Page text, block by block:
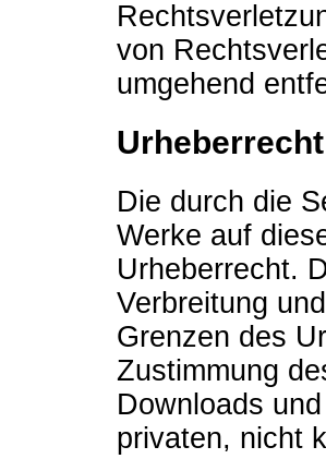
von
umgehend
Urheberrecht
Die durch die
Werke auf
Urheberrecht.
Verbreitung
Grenzen des
Zustimmung
Downloads
privaten, nicht